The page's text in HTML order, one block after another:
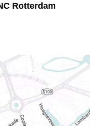
Rotterdam